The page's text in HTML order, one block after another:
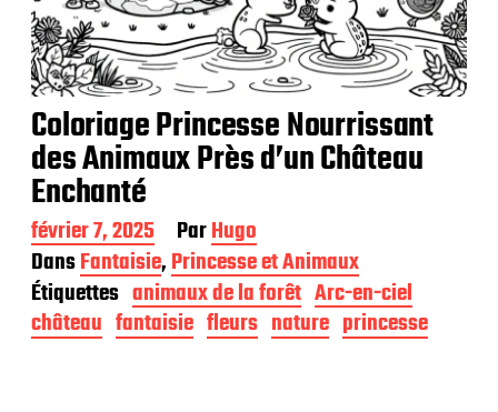
Coloriage Princesse Nourrissant
des Animaux Près d’un Château
Enchanté
D
a
t
e
d
e
février 7, 2025 ParHugo
DansFantaisie,Princesse et Animaux
Étiquettes animaux de la forêt Arc-en-ciel
château fantaisie fleurs nature princesse